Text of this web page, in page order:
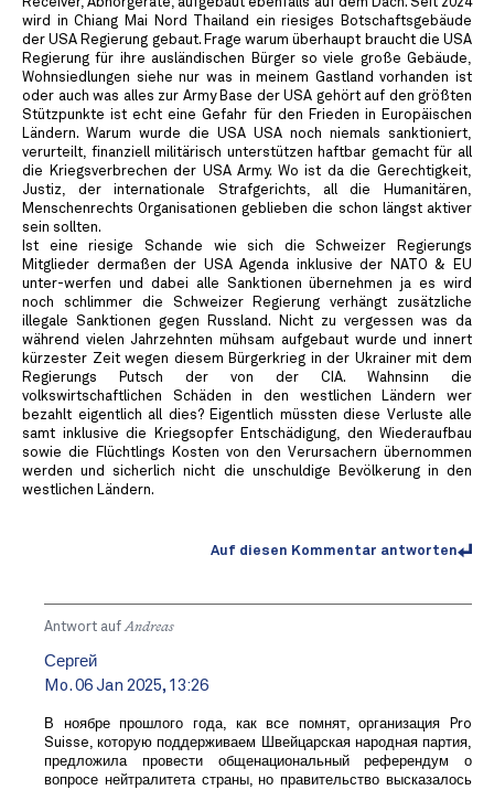
Receiver, Abhörgeräte, aufgebaut ebenfalls auf dem Dach. Seit 2024
wird in Chiang Mai Nord Thailand ein riesiges Botschaftsgebäude
der USA Regierung gebaut. Frage warum überhaupt braucht die USA
Regierung für ihre ausländischen Bürger so viele große Gebäude,
Wohnsiedlungen siehe nur was in meinem Gastland vorhanden ist
oder auch was alles zur Army Base der USA gehört auf den größten
Stützpunkte ist echt eine Gefahr für den Frieden in Europäischen
Ländern. Warum wurde die USA USA noch niemals sanktioniert,
verurteilt, finanziell militärisch unterstützen haftbar gemacht für all
die Kriegsverbrechen der USA Army. Wo ist da die Gerechtigkeit,
Justiz, der internationale Strafgerichts, all die Humanitären,
Menschenrechts Organisationen geblieben die schon längst aktiver
sein sollten.
Ist eine riesige Schande wie sich die Schweizer Regierungs
Mitglieder dermaßen der USA Agenda inklusive der NATO & EU
unter-werfen und dabei alle Sanktionen übernehmen ja es wird
noch schlimmer die Schweizer Regierung verhängt zusätzliche
illegale Sanktionen gegen Russland. Nicht zu vergessen was da
während vielen Jahrzehnten mühsam aufgebaut wurde und innert
kürzester Zeit wegen diesem Bürgerkrieg in der Ukrainer mit dem
Regierungs Putsch der von der CIA. Wahnsinn die
volkswirtschaftlichen Schäden in den westlichen Ländern wer
bezahlt eigentlich all dies? Eigentlich müssten diese Verluste alle
samt inklusive die Kriegsopfer Entschädigung, den Wiederaufbau
sowie die Flüchtlings Kosten von den Verursachern übernommen
werden und sicherlich nicht die unschuldige Bevölkerung in den
westlichen Ländern.
Auf diesen Kommentar antworten
Antwort aufAndreas
Сергей
Mo. 06 Jan 2025, 13:26
В ноябре прошлого года, как все помнят, организация Pro
Suisse, которую поддерживаем Швейцарская народная партия,
предложила провести общенациональный референдум о
вопросе нейтралитета страны, но правительство высказалось